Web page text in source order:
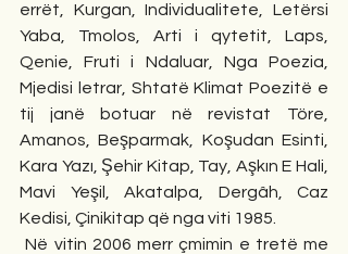
errët, Kurgan, Individualitete, Letërsi
Yaba, Tmolos, Arti i qytetit, Laps,
Qenie, Fruti i Ndaluar, Nga Poezia,
Mjedisi letrar, Shtatë Klimat Poezitë e
tij janë botuar në revistat Töre,
Amanos, Beşparmak, Koşudan Esinti,
Kara Yazı, Şehir Kitap, Tay, Aşkın E Hali,
Mavi Yeşil, Akatalpa, Dergâh, Caz
Kedisi, Çinikitap që nga viti 1985.
Në vitin 2006 merr çmimin e tretë me